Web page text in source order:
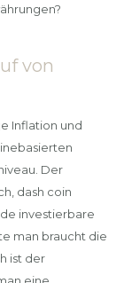
von
Inflation und
Der
dash coin
investierbare
man braucht die
ist der